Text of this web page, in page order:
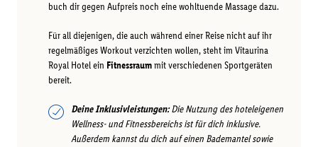
buch dir gegen Aufpreis noch eine wohltuende Massage dazu.
Für all diejenigen, die auch während einer Reise nicht auf ihr
regelmäßiges Workout verzichten wollen, steht im Vitaurina
Royal Hotel ein Fitnessraummit verschiedenen Sportgeräten
bereit.
Deine Inklusivleistungen:Die Nutzung des hoteleigenen
Wellness- und Fitnessbereichs ist für dich inklusive.
Außerdem kannst du dich auf einen Bademantel sowie